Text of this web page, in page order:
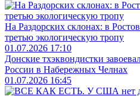
На Раздорских склонах: в
третью экологическую тропу
01.07.2026 17:10
Донские тхэквондистки
России в Набережных Челнах
01.07.2026 16:45